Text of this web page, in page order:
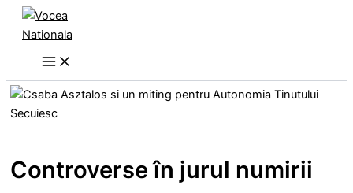
Skip
Controverse în jurul numirii